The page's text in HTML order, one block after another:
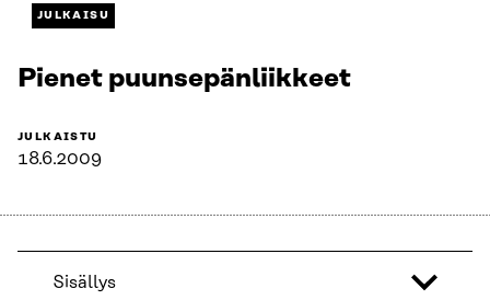
JULKAISU
Pienet puunsepänliikkeet
JULKAISTU
18.6.2009
Sisällys